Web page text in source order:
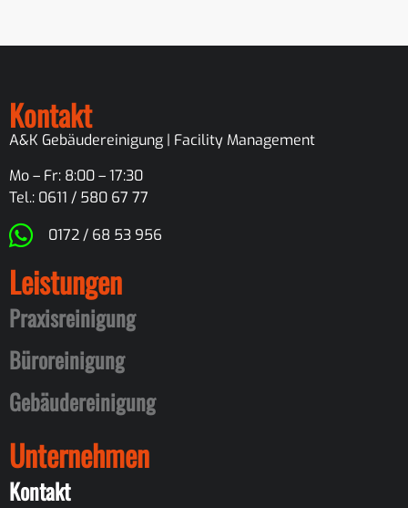
Kontakt
A&K Gebäudereinigung | Facility Management
Mo – Fr: 8:00 – 17:30
Tel.: 0611 / 580 67 77
0172 / 68 53 956
Leistungen
Praxisreinigung
Büroreinigung
Gebäudereinigung
Unternehmen
Kontakt